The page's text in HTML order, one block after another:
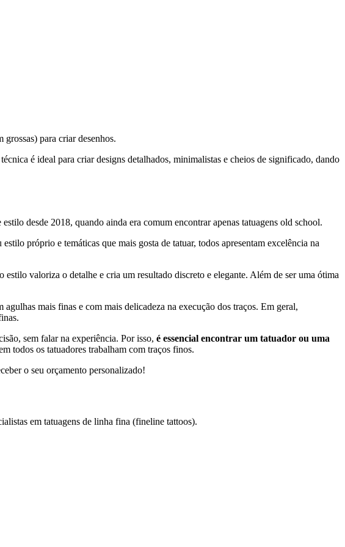
grossas) para criar desenhos.
é ideal para criar designs detalhados, minimalistas e cheios de significado, dando
desde 2018, quando ainda era comum encontrar apenas tatuagens old school.
próprio e temáticas que mais gosta de tatuar, todos apresentam excelência na
valoriza o detalhe e cria um resultado discreto e elegante. Além de ser uma ótima
mais finas e com mais delicadeza na execução dos traços. Em geral,
sem falar na experiência. Por isso, é essencial encontrar um tatuador ou uma
todos os tatuadores trabalham com traços finos.
o seu orçamento personalizado!
em tatuagens de linha fina (fineline tattoos).